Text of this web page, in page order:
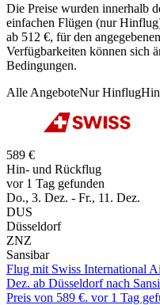
Die Preise wurden innerhalb
einfachen Flügen (nur
ab 512 €, für den
Verfügbarkeiten können sich
Bedingungen.
Alle AngeboteNur Hinflug
589 €
Hin- und Rückflug
vor 1 Tag gefunden
Do., 3. Dez. - Fr., 11. Dez.
DUS
Düsseldorf
ZNZ
Sansibar
Flug mit Swiss International
Dez. ab Düsseldorf nach
Preis von 589 €. vor 1 Tag